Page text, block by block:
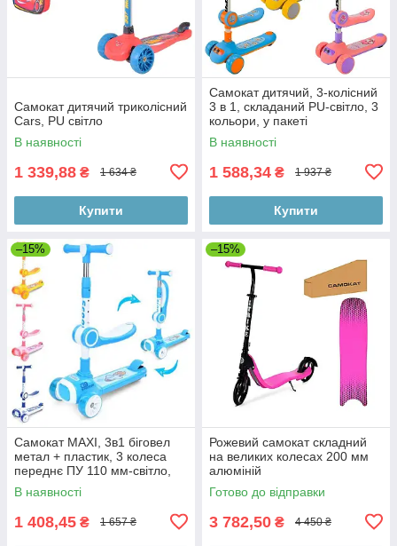
Самокат дитячий триколісний
Cars, PU світло
В наявності
1 339,88 ₴ 1 634 ₴
Купити
Самокат дитячий, 3-колісний
3 в 1, складаний PU-світло, 3
кольори, у пакеті
В наявності
1 588,34 ₴ 1 937 ₴
Купити
–15%
Самокат MAXI, 3в1 біговел
метал + пластик, 3 колеса
переднє ПУ 110 мм-світло,
заднє 84 мм, підніжка
В наявності
1 408,45 ₴ 1 657 ₴
–15%
Рожевий самокат складний
на великих колесах 200 мм
алюміній
Готово до відправки
3 782,50 ₴ 4 450 ₴